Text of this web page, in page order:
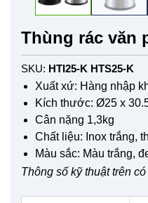
Thùng rác văn
SKU: HTI25-K HTS25-K
Xuất xứ: Hàng nhập
Kích thước: Ø25 x
Cân nặng 1,3kg
Chất liệu: Inox trắng,
Màu sắc: Màu trắng,
Thông số kỹ thuật trên